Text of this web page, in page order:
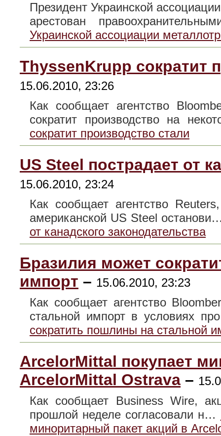
Президент Украинской
арестован
Украинской ассоциации
ThyssenKrupp сократит
15.06.2010, 23:26
Как сообщает агентство
сократит производство на
сократит производство стали
US Steel пострадает от
15.06.2010, 23:24
Как сообщает агентство
американской US Steel
от канадского законодательства
Бразилия может
импорт – 15.06.2010, 23:23
Как сообщает агентство
стальной импорт в условиях
сократить пошлины на стальной
ArcelorMittal покупает
ArcelorMittal Ostrava –
Как сообщает Business Wire,
прошлой неделе согласовали н…
миноритарный пакет акций в